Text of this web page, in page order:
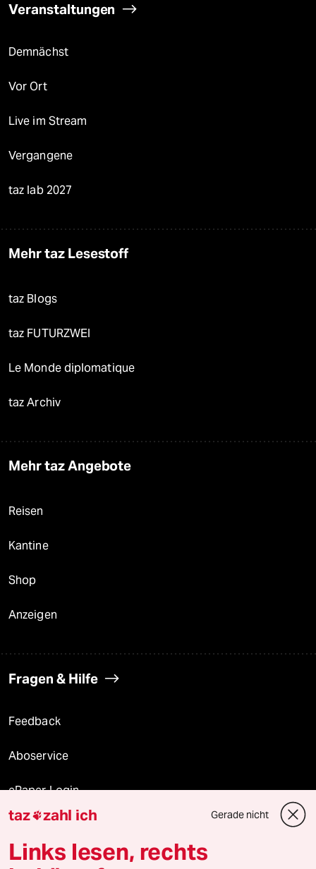
Veranstaltungen
Demnächst
Vor Ort
Live im Stream
Vergangene
taz lab 2027
Mehr taz Lesestoff
taz Blogs
taz FUTURZWEI
Le Monde diplomatique
taz Archiv
Mehr taz Angebote
Reisen
Kantine
Shop
Anzeigen
Fragen & Hilfe
Feedback
Aboservice
ePaper Login
Downloads für Abonnierende
taz zahl ich Gerade nicht
Links lesen, rechts